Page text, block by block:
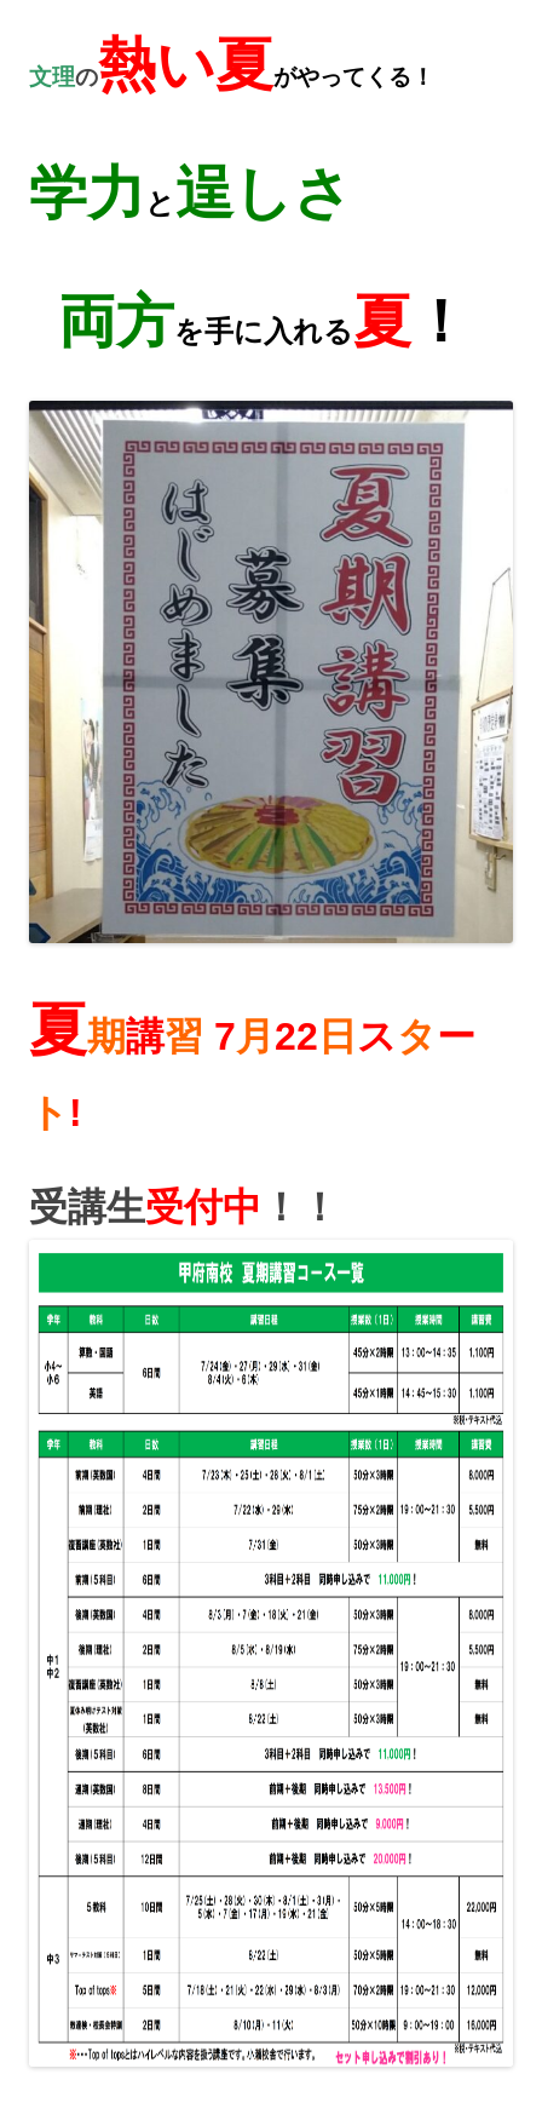
文理の熱い夏がやってくる！
学力 と 逞しさ
両方を手に入れる夏 ！
夏期講習 7月 22 日 スター
ト !
受講生受付中 ！！